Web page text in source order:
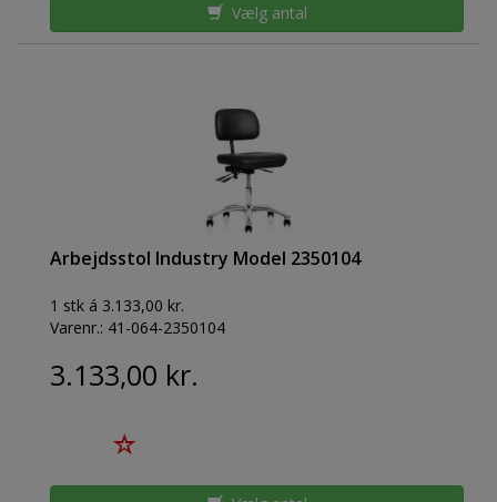
Vælg antal
Arbejdsstol Industry Model 2350104
1 stk á 3.133,00 kr.
Varenr.: 41-064-2350104
3.133,00 kr.